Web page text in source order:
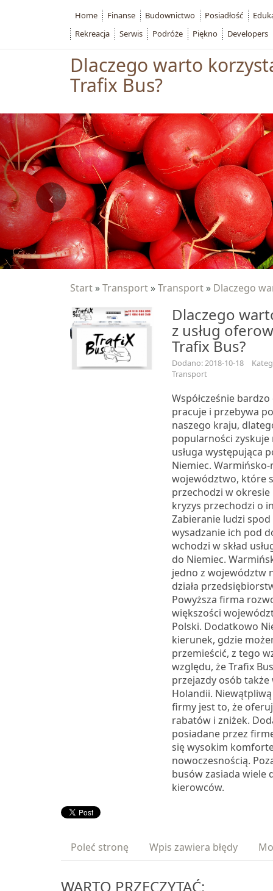
Dlaczego warto
Trafix Bus?
Start »Transport »Transport » Dlaczego
Dlaczego
z usług
Trafix Bus?
Dodano: 2018-10-18
Transport
Współcześnie
pracuje i przebywa
naszego kraju,
popularności zyskuje
usługa występująca
Niemiec.
województwo, które
przechodzi w
kryzys przechodzi o
Zabieranie ludzi
wysadzanie ich pod
wchodzi w skład
do Niemiec.
jedno z województw
działa
Powyższa firma
większości
Polski. Dodatkowo
kierunek, gdzie
przemieścić, z tego
względu, że Trafix
przejazdy osób
Holandii.
firmy jest to, że
rabatów i zniżek.
posiadane przez
się wysokim
nowoczesnością.
busów zasiada wiele
kierowców.
Poleć stronę Wpis zawiera błędy
WARTO PRZECZYTAĆ:
Home Finanse Budownictwo Posiadłość
Rekreacja
Serwis Podróże Piękno Developers